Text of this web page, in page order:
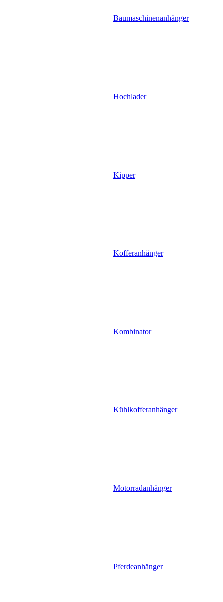
Baumaschinenanhänger
Hochlader
Kipper
Kofferanhänger
Kombinator
Kühlkofferanhänger
Motorradanhänger
Pferdeanhänger